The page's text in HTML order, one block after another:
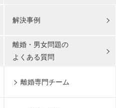
解決事例
離婚・男女問題の
よくある質問
離婚専門チーム